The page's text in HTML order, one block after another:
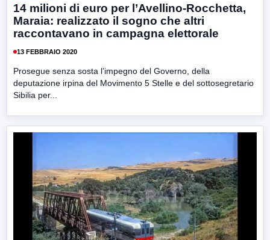
14 milioni di euro per l’Avellino-Rocchetta,
Maraia: realizzato il sogno che altri
raccontavano in campagna elettorale
13 FEBBRAIO 2020
Prosegue senza sosta l’impegno del Governo, della
deputazione irpina del Movimento 5 Stelle e del sottosegretario
Sibilia per...